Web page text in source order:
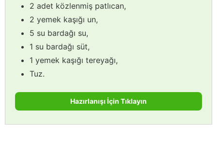
2 adet közlenmiş patlıcan,
2 yemek kaşığı un,
5 su bardağı su,
1 su bardağı süt,
1 yemek kaşığı tereyağı,
Tuz.
Hazırlanışı İçin Tıklayın